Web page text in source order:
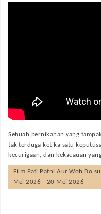
Sebuah pernikahan yang
tak terduga ketika satu
kecurigaan, dan kekacauan
Film Pati Patni Aur Woh Do
Mei 2026 - 20 Mei 2026